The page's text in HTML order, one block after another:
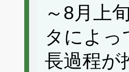
～8月上
タによ
長過程が